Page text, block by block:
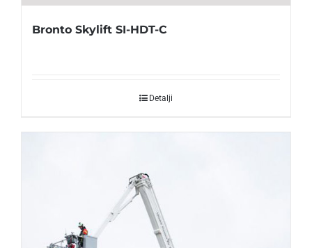
Bronto Skylift SI-HDT-C
Detalji